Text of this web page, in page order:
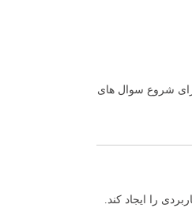
شروع سوال های